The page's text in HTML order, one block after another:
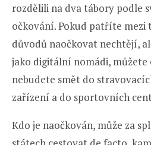
rozdělili na dva tábory podle
očkování. Pokud patříte mezi
důvodů naočkovat nechtějí,
jako digitální nomádi, můžete
nebudete smět do
zařízení a do sportovních
Kdo je naočkován, může za